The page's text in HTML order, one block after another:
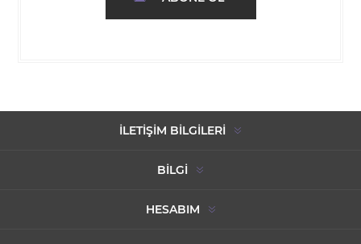
İLETIŞIM BILGILERI
BILGI
HESABIM